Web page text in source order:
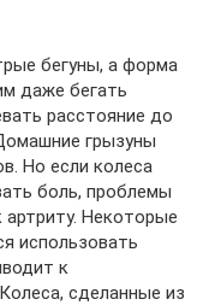
бегуны, а форма
даже бегать
расстояние до
грызуны
Но если колеса
боль, проблемы
Некоторые
использовать
к
сделанные из